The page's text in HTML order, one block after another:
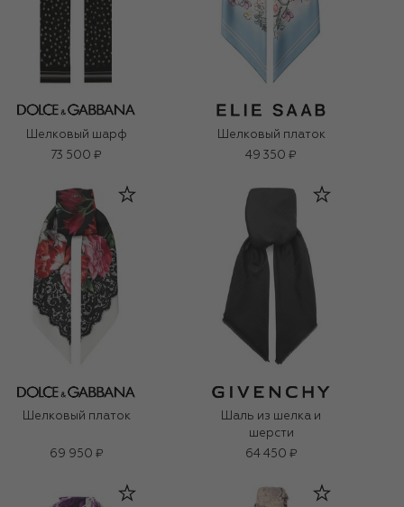
Шелковый шарф
73 500 ₽
Шелковый платок
49 350 ₽
Шелковый платок
69 950 ₽
Шаль из шелка и
шерсти
64 450 ₽